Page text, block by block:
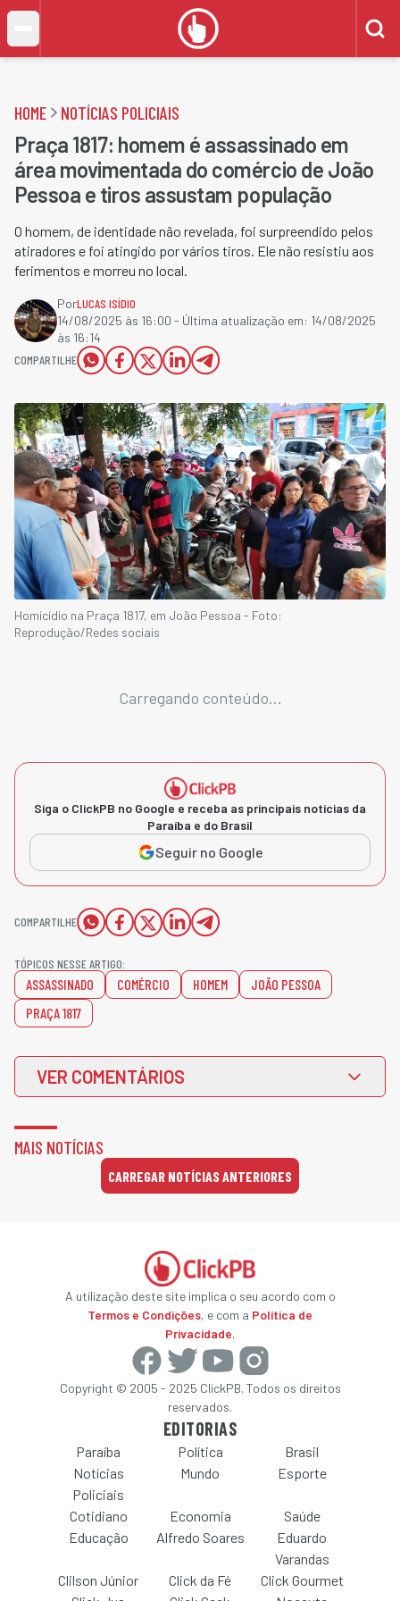
HOME NOTÍCIAS POLICIAIS
Praça 1817: homem é assassinado em
área movimentada do comércio de João
Pessoa e tiros assustam população
O homem, de identidade não revelada, foi surpreendido pelos
atiradores e foi atingido por vários tiros. Ele não resistiu aos
ferimentos e morreu no local.
PorLUCAS ISÍDIO
14/08/2025 às 16:00 - Última atualização em: 14/08/2025
às 16:14
COMPARTILHE
Homicídio na Praça 1817, em João Pessoa - Foto:
Reprodução/Redes sociais
Carregando conteúdo...
Siga o ClickPB no Google e receba as principais notícias da
Paraíba e do Brasil
Seguir no Google
COMPARTILHE
TÓPICOS NESSE ARTIGO:
ASSASSINADO COMÉRCIO HOMEM
JOÃO PESSOA
PRAÇA 1817
VER COMENTÁRIOS
MAIS NOTÍCIAS
CARREGAR NOTÍCIAS ANTERIORES
A utilização deste site implica o seu acordo com o
Termos e Condições, e com a Política de
Privacidade.
Copyright © 2005 - 2025 ClickPB. Todos os direitos
reservados.
EDITORIAS
Paraíba Política
Brasil
Notícias
Policiais
Mundo Esporte
Cotidiano Economia
Saúde
Educação
Alfredo Soares
Eduardo
Varandas
Clilson Júnior
Click da Fé
Click Gourmet